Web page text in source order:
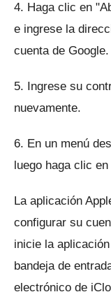
4. Haga clic en
e ingrese la
cuenta de Google.
5. Ingrese su
nuevamente.
6. En un menú
luego haga clic
La aplicación
configurar su
inicie la
bandeja de
electrónico de